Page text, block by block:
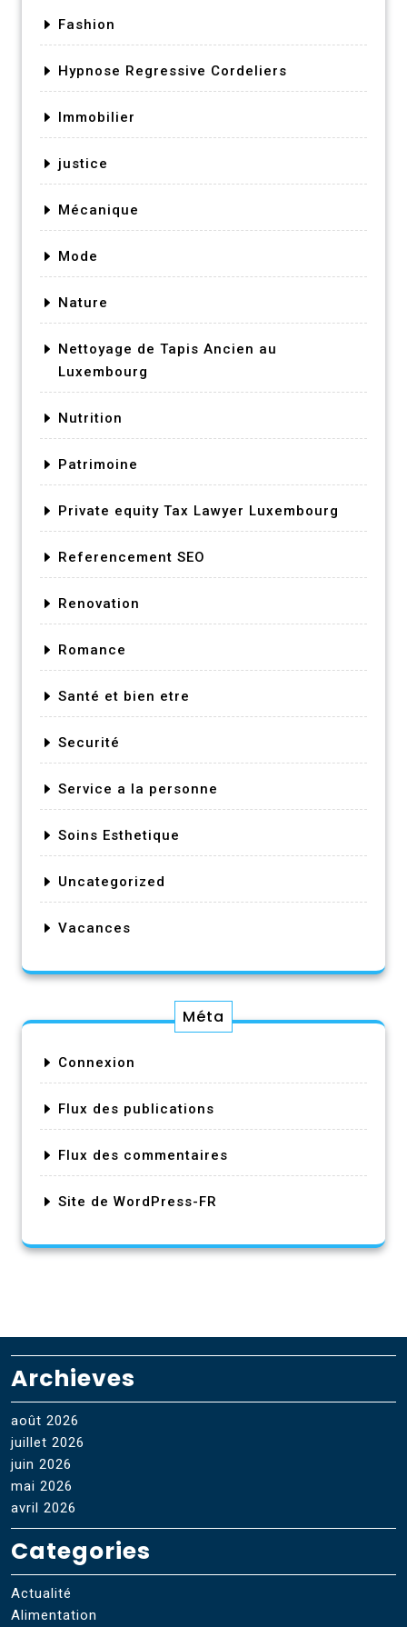
Fashion
Hypnose Regressive Cordeliers
Immobilier
justice
Mécanique
Mode
Nature
Nettoyage de Tapis Ancien au
Luxembourg
Nutrition
Patrimoine
Private equity Tax Lawyer Luxembourg
Referencement SEO
Renovation
Romance
Santé et bien etre
Securité
Service a la personne
Soins Esthetique
Uncategorized
Vacances
Méta
Connexion
Flux des publications
Flux des commentaires
Site de WordPress-FR
Archieves
août 2026
juillet 2026
juin 2026
mai 2026
avril 2026
Categories
Actualité
Alimentation